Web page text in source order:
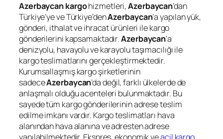
Azerbaycan kargohizmetleri,Azerbaycan’dan
Türkiye’ye ve Türkiye’denAzerbaycan’a yapılan yük,
gönderi, ithalat ve ihracat ürünleri ile kargo
gönderilerini kapsamaktadır.Azerbaycan’a
denizyolu, havayolu ve karayolu taşımacılığı ile
kargo teslimatlarını gerçekleştirmektedir.
Kurumsallaşmış kargo şirketlerinin
sadeceAzerbaycan’da değil, farklı ülkelerde de
anlaşmalı olduğu acenteleri bulunmaktadır. Bu
sayede tüm kargo gönderilerinin adrese teslim
edilme imkanı vardır. Kargo teslimatları hava
alanından hava alanına ve adresten adrese